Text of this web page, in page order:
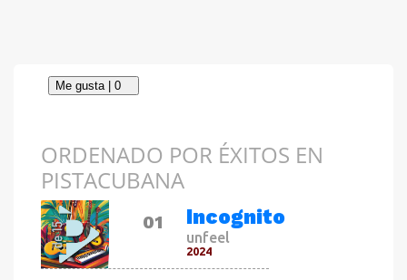
ORDENADO POR ÉXITOS EN
PISTACUBANA
CANCIÓN
01 Incognito
unfeel
2024